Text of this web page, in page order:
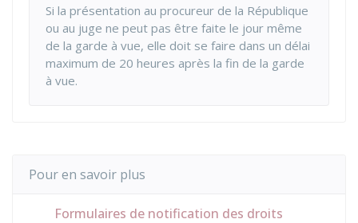
Si la présentation au procureur de la République
ou au juge ne peut pas être faite le jour même
de la garde à vue, elle doit se faire dans un délai
maximum de 20 heures après la fin de la garde
à vue.
Pour en savoir plus
Formulaires de notification des droits